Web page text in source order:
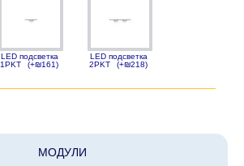
LED подсветка
1PKT
(+₪161)
LED подсветка
2PKT
(+₪218)
МОДУЛИ